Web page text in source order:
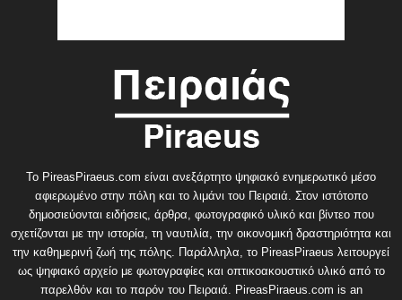
Το PireasPiraeus.com είναι ανεξάρτητο ψηφιακό ενημερωτικό μέσο
αφιερωμένο στην πόλη και το λιμάνι του Πειραιά. Στον ιστότοπο
δημοσιεύονται ειδήσεις, άρθρα, φωτογραφικό υλικό και βίντεο που
σχετίζονται με την ιστορία, τη ναυτιλία, την οικονομική δραστηριότητα και
την καθημερινή ζωή της πόλης. Παράλληλα, το PireasPiraeus λειτουργεί
ως ψηφιακό αρχείο με φωτογραφίες και οπτικοακουστικό υλικό από το
παρελθόν και το παρόν του Πειραιά. PireasPiraeus.com is an